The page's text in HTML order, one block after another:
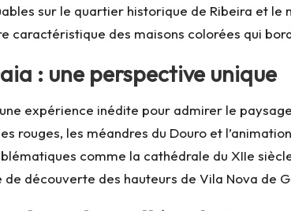
sur le quartier historique de Ribeira et le
caractéristique des maisons colorées qui
: une perspective unique
expérience inédite pour admirer le
rouges, les méandres du Douro et
comme la cathédrale du XIIe
découverte des hauteurs de Vila Nova de